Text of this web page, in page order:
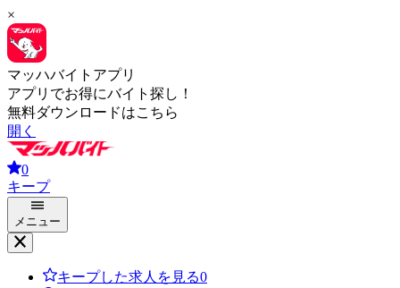
×
マッハバイトアプリ
アプリでお得にバイト探し！
無料ダウンロードはこちら
開く
0
キープ
メニュー
キープした求人を見る0